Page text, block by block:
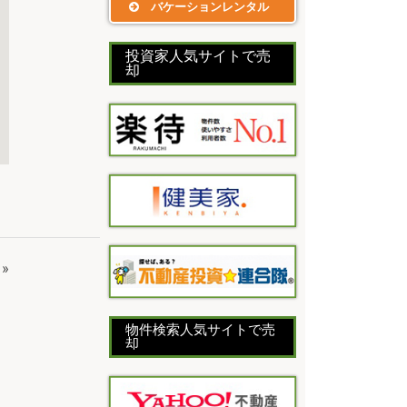
バケーションレンタル
投資家人気サイトで売
却
物件検索人気サイトで売
却